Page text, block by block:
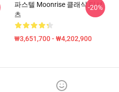
파스텔 Moonrise 클래식 티셔
츠
₩3,651,700 - ₩4,202,900
-20%